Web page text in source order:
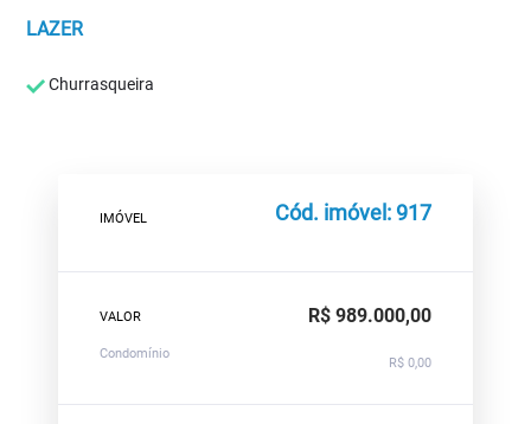
LAZER
Churrasqueira
IMÓVEL Cód. imóvel: 917
VALOR R$ 989.000,00
Condomínio
R$ 0,00